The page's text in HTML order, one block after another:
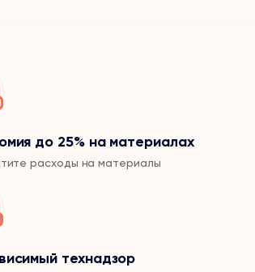
до 25% на материалах
расходы на материалы
технадзор